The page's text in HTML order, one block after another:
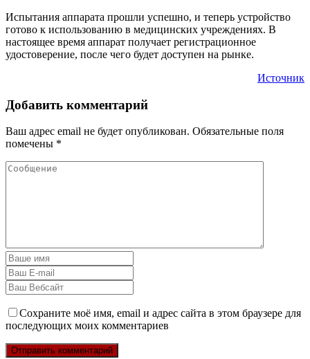
Испытания аппарата прошли успешно, и теперь устройство
готово к использованию в медицинских учреждениях. В
настоящее время аппарат получает регистрационное
удостоверение, после чего будет доступен на рынке.
Источник
Добавить комментарий
Ваш адрес email не будет опубликован. Обязательные поля
помечены *
Сохраните моё имя, email и адрес сайта в этом браузере для
последующих моих комментариев